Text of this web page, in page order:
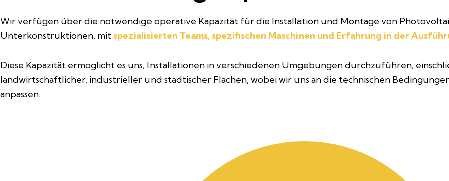
Wir verfügen über die notwendige operative Kapazität für die Installation und Montage von
Unterkonstruktionen, mit spezialisierten Teams, spezifischen Maschinen und Erfahrung in der
Diese Kapazität ermöglicht es uns, Installationen in verschiedenen Umgebungen durchzuführen,
landwirtschaftlicher, industrieller und städtischer Flächen, wobei wir uns an die technischen
anpassen.